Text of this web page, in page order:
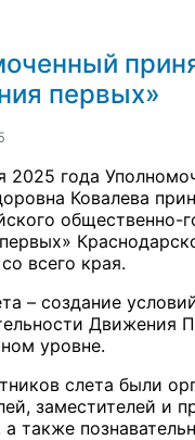
первых»
2025 года
Ковалева
общественно-
всего края.
– создание
Движения
уровне.
слета были
заместителей и
а также